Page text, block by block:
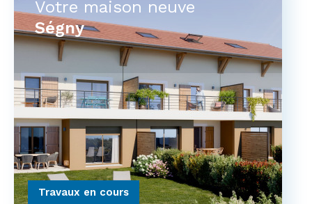
Votre maison neuve
Ségny
Travaux en cours